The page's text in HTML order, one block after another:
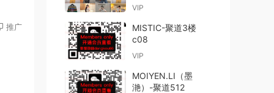
推广
VIP
MISTIC-聚道3楼
c08
VIP
MOIYEN.LI（墨
滟）-聚道512